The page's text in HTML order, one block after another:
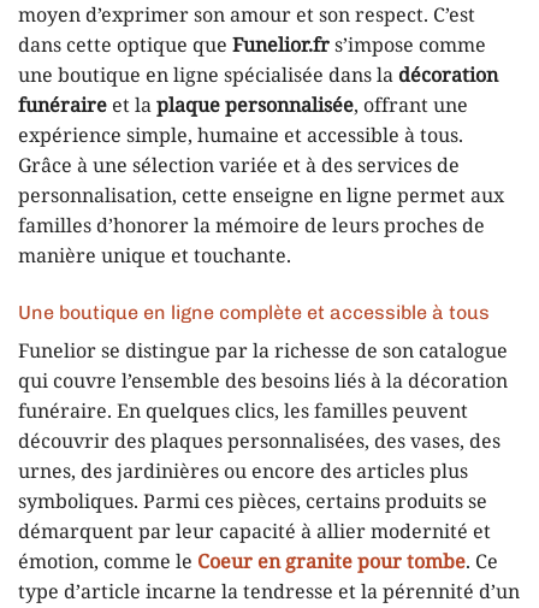
moyen d’exprimer son amour et son respect. C’est
dans cette optique que Funelior.frs’impose comme
une boutique en ligne spécialisée dans ladécoration
funéraireet laplaque personnalisée, offrant une
expérience simple, humaine et accessible à tous.
Grâce à une sélection variée et à des services de
personnalisation, cette enseigne en ligne permet aux
familles d’honorer la mémoire de leurs proches de
manière unique et touchante.
Une boutique en ligne complète et accessible à tous
Funelior se distingue par la richesse de son catalogue
qui couvre l’ensemble des besoins liés à la décoration
funéraire. En quelques clics, les familles peuvent
découvrir des plaques personnalisées, des vases, des
urnes, des jardinières ou encore des articles plus
symboliques. Parmi ces pièces, certains produits se
démarquent par leur capacité à allier modernité et
émotion, comme le Coeur en granite pour tombe. Ce
type d’article incarne la tendresse et la pérennité d’un